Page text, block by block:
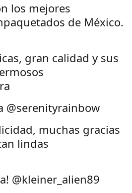
los mejores
de México.
gran calidad y sus
@serenityrainbow
muchas gracias
lindas
@kleiner_alien89